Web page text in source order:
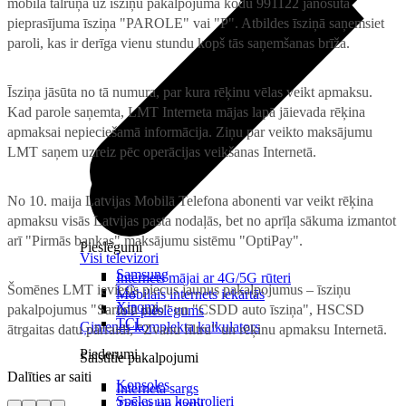
Pieslēgumi
Internets mājai ar 4G/5G rūteri
Mobilais internets iekārtās
IoT pieslēgums
Ģimenes komplekta kalkulators
Saistītie pakalpojumi
Interneta sargs
Visi televizori
Samsung
LG
Xiaomi
TCL
Piederumi
Konsoles
Spēles un kontrolieri
pieprasījuma īsziņa "PAROLE" vai "P". Atbildes īsziņā saņemsiet
paroli, kas ir derīga vienu stundu kopš tās saņemšanas brīža.
Īsziņa jāsūta no tā numura, par kura rēķinu vēlas veikt apmaksu.
Kad parole saņemta, LMT Interneta mājas lapā jāievada rēķina
apmaksai nepieciešamā informācija. Ziņu par veikto maksājumu
LMT saņem uzreiz pēc operācijas veikšanas Internetā.
No 10. maija Latvijas Mobilā Telefona abonenti var veikt rēķina
apmaksu visās Latvijas pasta nodaļās, bet no aprīļa sākuma izmantot
arī "Pirmās bankas" maksājumu sistēmu "OptiPay".
Šomēnes LMT ieviesis piecus jaunus pakalpojumus – īsziņu
pakalpojumus "Sarunu info" un "CSDD auto īsziņa", HSCSD
ātrgaitas datu pārraidi, "Zvanu filtru" un rēķinu apmaksu Internetā.
Dalīties ar saiti